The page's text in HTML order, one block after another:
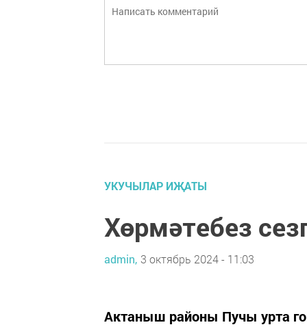
УКУЧЫЛАР ИҖАТЫ
Хөрмәтебез
admin, 3 октябрь 2024 - 11:03
Актаныш районы Пучы урта